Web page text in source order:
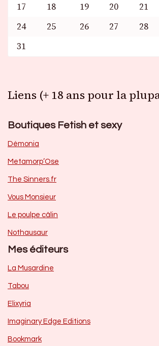
17
18 19 20 21
24
25 26 27 28
31
Liens (+ 18 ans pour la
Boutiques Fetish et sexy
Dèmonia
Metamorp’Ose
The Sinners.fr
Vous Monsieur
Le poulpe câlin
Nothausaur
Mes éditeurs
La Musardine
Tabou
Elixyria
Imaginary Edge Editions
Bookmark